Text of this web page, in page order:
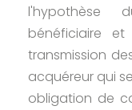
l'hypothèse
bénéficiaire
transmission
acquéreur qui
obligation de